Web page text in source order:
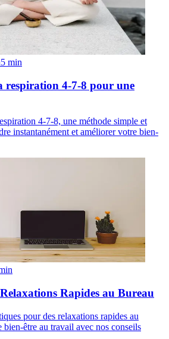
5 min
respiration 4-7-8 pour une
4-7-8, une méthode simple et
instantanément et améliorer votre bien-
Rapides au Bureau
pour des relaxations rapides au
bien-être au travail avec nos conseils